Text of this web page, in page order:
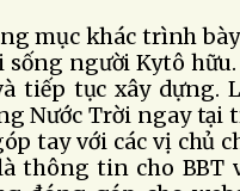
mục khác trình
người Kytô
tiếp tục xây dựng.
Nước Trời ngay tại
tay với các vị chủ
thông tin cho BBT